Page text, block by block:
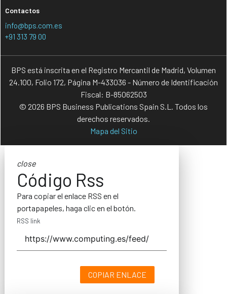
Contactos
info@bps.com.es
+91 313 79 00
BPS está inscrita en el Registro Mercantil de Madrid, Volumen
24.100, Folio 172, Página M-433036 - Número de Identificación
Fiscal: B-85062503
© 2026 BPS Business Publications Spain S.L. Todos los
derechos reservados.
Mapa del Sitio
close
Código Rss
Para copiar el enlace RSS en el
portapapeles, haga clic en el botón.
RSS link
COPIAR ENLACE